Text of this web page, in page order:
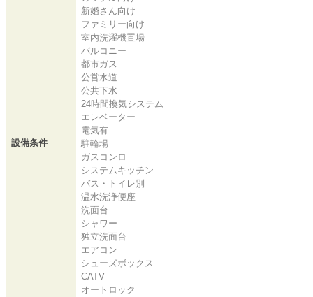
設備条件
新婚さん向け
ファミリー向け
室内洗濯機置場
バルコニー
都市ガス
公営水道
公共下水
24時間換気システム
エレベーター
電気有
駐輪場
ガスコンロ
システムキッチン
バス・トイレ別
温水洗浄便座
洗面台
シャワー
独立洗面台
エアコン
シューズボックス
CATV
オートロック